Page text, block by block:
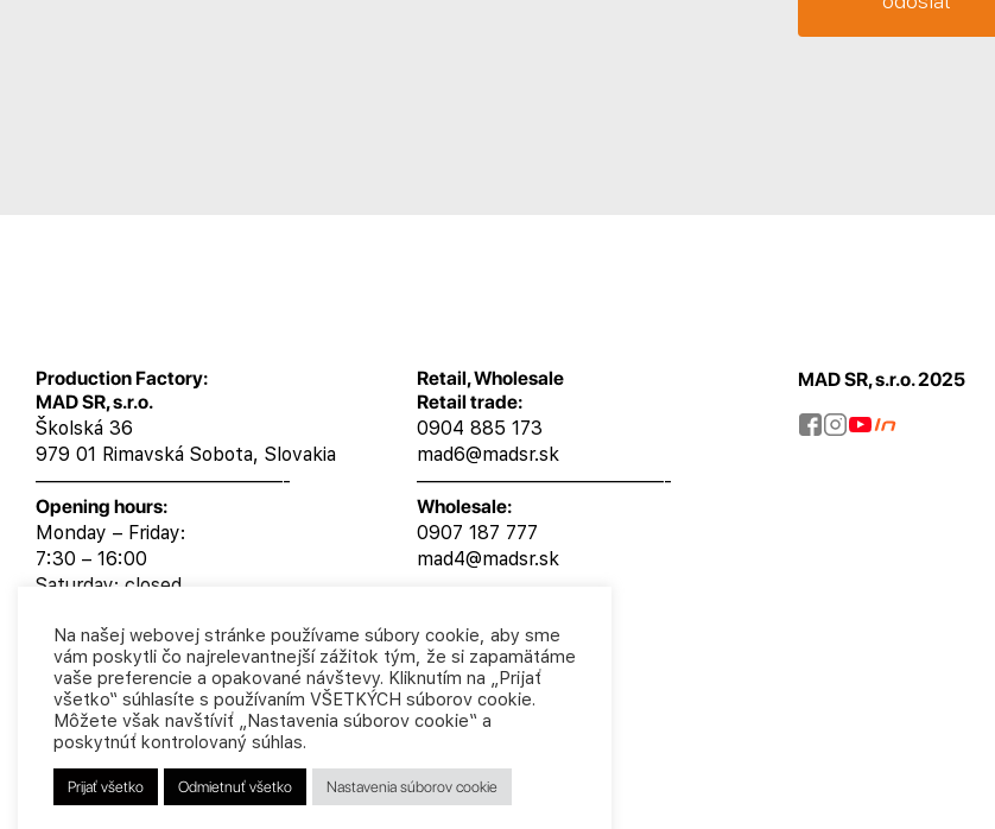
Production Factory:
MAD SR, s.r.o.
Školská 36
979 01 Rimavská Sobota, Slovakia
—————————————-
Opening hours:
Monday – Friday:
7:30 – 16:00
Saturday: closed
Retail, Wholesale
Retail trade:
0904 885 173
mad6@madsr.sk
—————————————-
Wholesale:
0907 187 777
mad4@madsr.sk
MAD SR, s.r.o. 2025
Na našej webovej stránke používame súbory cookie, aby sme
vám poskytli čo najrelevantnejší zážitok tým, že si zapamätáme
vaše preferencie a opakované návštevy. Kliknutím na „Prijať
všetko“ súhlasíte s používaním VŠETKÝCH súborov cookie.
Môžete však navštíviť „Nastavenia súborov cookie“ a
poskytnúť kontrolovaný súhlas.
Prijať všetko Odmietnuť všetko Nastavenia súborov cookie